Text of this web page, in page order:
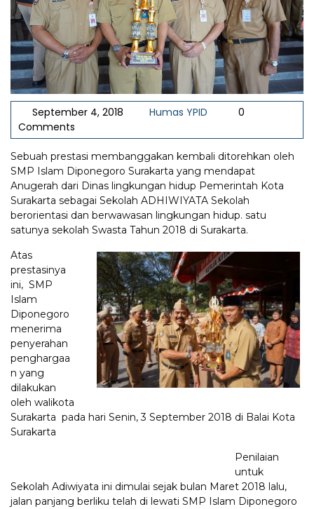
September 4, 2018 Humas YPID
0
Comments
Sebuah prestasi membanggakan kembali ditorehkan oleh
SMP Islam Diponegoro Surakarta yang mendapat
Anugerah dari Dinas lingkungan hidup Pemerintah Kota
Surakarta sebagai Sekolah ADHIWIYATA Sekolah
berorientasi dan berwawasan lingkungan hidup. satu
satunya sekolah Swasta Tahun 2018 di Surakarta.
Atas
prestasinya
ini, SMP
Islam
Diponegoro
menerima
penyerahan
penghargaa
n yang
dilakukan
oleh walikota
Surakarta pada hari Senin, 3 September 2018 di Balai Kota
Surakarta
Penilaian
untuk
Sekolah Adiwiyata ini dimulai sejak bulan Maret 2018 lalu,
jalan panjang berliku telah di lewati SMP Islam Diponegoro